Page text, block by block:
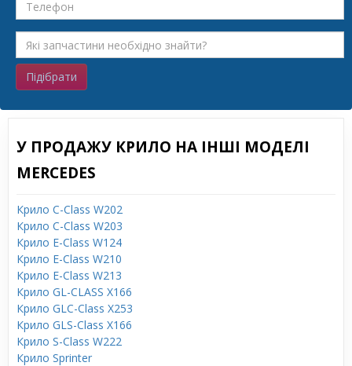
Підібрати
У ПРОДАЖУ КРИЛО НА ІНШІ МОДЕЛІ
MERCEDES
Крило C-Class W202
Крило C-Class W203
Крило E-Class W124
Крило E-Class W210
Крило E-Class W213
Крило GL-CLASS X166
Крило GLC-Class X253
Крило GLS-Class X166
Крило S-Class W222
Крило Sprinter